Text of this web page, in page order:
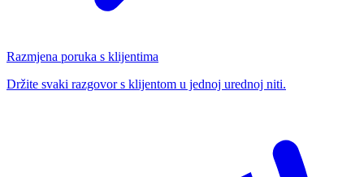
Razmjena poruka s klijentima
Držite svaki razgovor s klijentom u jednoj urednoj niti.